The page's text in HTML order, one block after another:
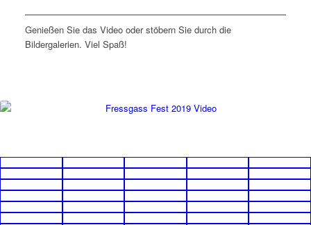
Genießen Sie das Video oder stöbern Sie durch die
Bildergalerien. Viel Spaß!